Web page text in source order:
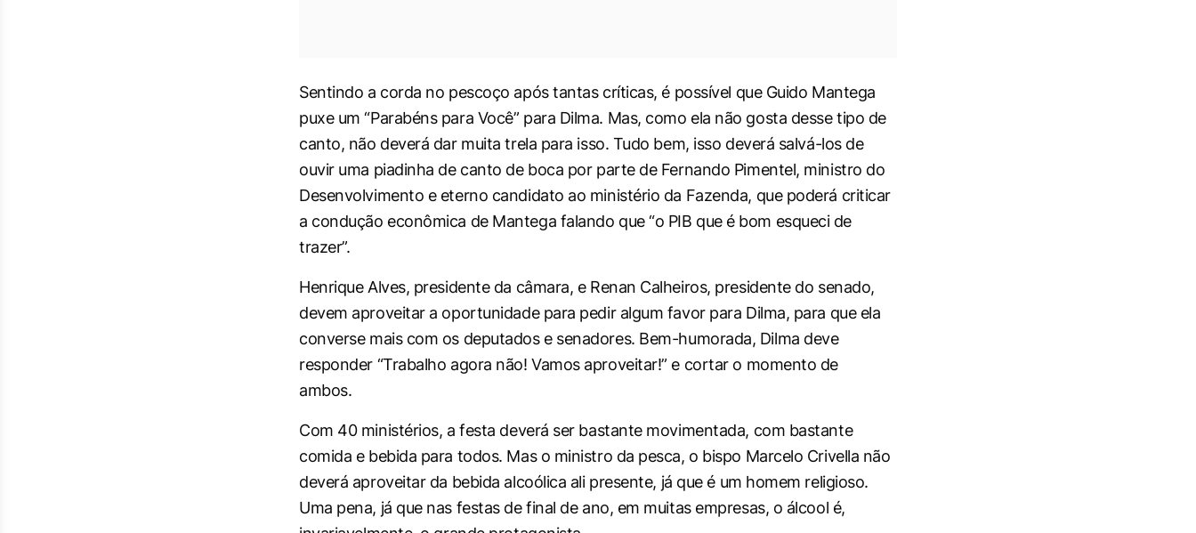
Sentindo a corda no pescoço após tantas críticas, é possível que Guido Mantega
puxe um “Parabéns para Você” para Dilma. Mas, como ela não gosta desse tipo de
canto, não deverá dar muita trela para isso. Tudo bem, isso deverá salvá-los de
ouvir uma piadinha de canto de boca por parte de Fernando Pimentel, ministro do
Desenvolvimento e eterno candidato ao ministério da Fazenda, que poderá criticar
a condução econômica de Mantega falando que “o PIB que é bom esqueci de
trazer”.
Henrique Alves, presidente da câmara, e Renan Calheiros, presidente do senado,
devem aproveitar a oportunidade para pedir algum favor para Dilma, para que ela
converse mais com os deputados e senadores. Bem-humorada, Dilma deve
responder “Trabalho agora não! Vamos aproveitar!” e cortar o momento de
ambos.
Com 40 ministérios, a festa deverá ser bastante movimentada, com bastante
comida e bebida para todos. Mas o ministro da pesca, o bispo Marcelo Crivella não
deverá aproveitar da bebida alcoólica ali presente, já que é um homem religioso.
Uma pena, já que nas festas de final de ano, em muitas empresas, o álcool é,